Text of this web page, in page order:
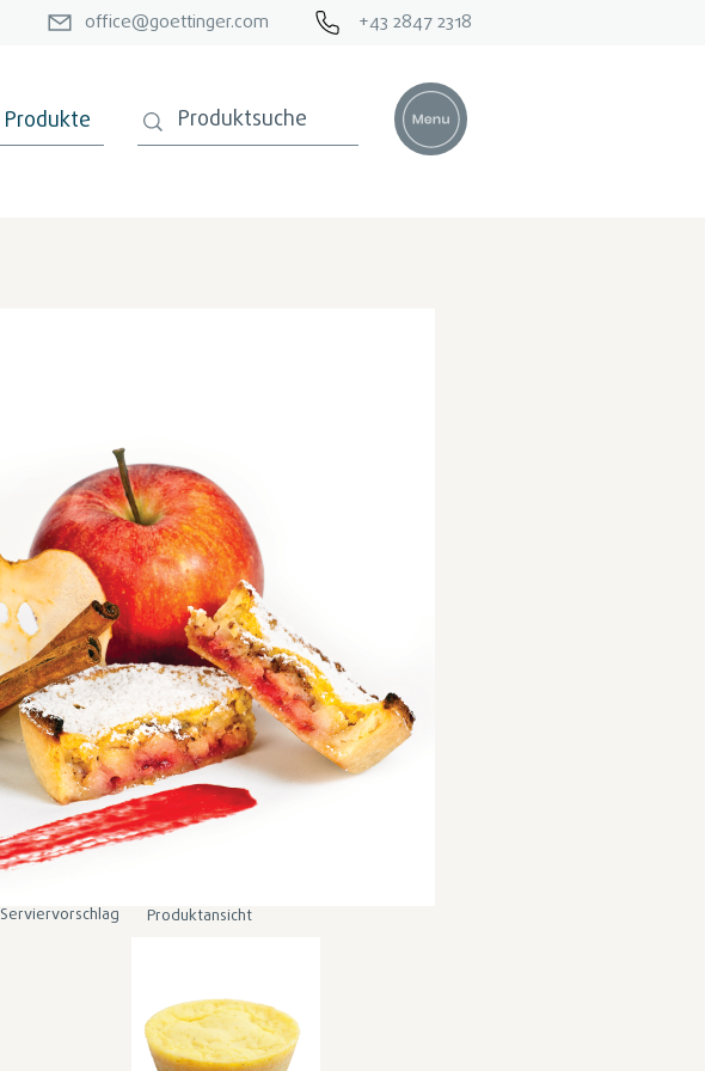
office@goettinger.com +43 2847 2318
Produkte
Serviervorschlag Produktansicht